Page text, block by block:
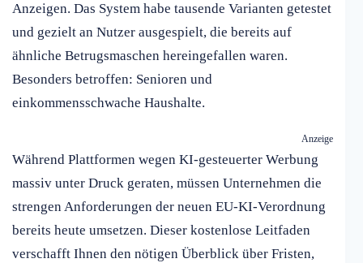
Anzeigen. Das System habe tausende Varianten getestet
und gezielt an Nutzer ausgespielt, die bereits auf
ähnliche Betrugsmaschen hereingefallen waren.
Besonders betroffen: Senioren und
einkommensschwache Haushalte.
Anzeige
Während Plattformen wegen KI-gesteuerter Werbung
massiv unter Druck geraten, müssen Unternehmen die
strengen Anforderungen der neuen EU-KI-Verordnung
bereits heute umsetzen. Dieser kostenlose Leitfaden
verschafft Ihnen den nötigen Überblick über Fristen,